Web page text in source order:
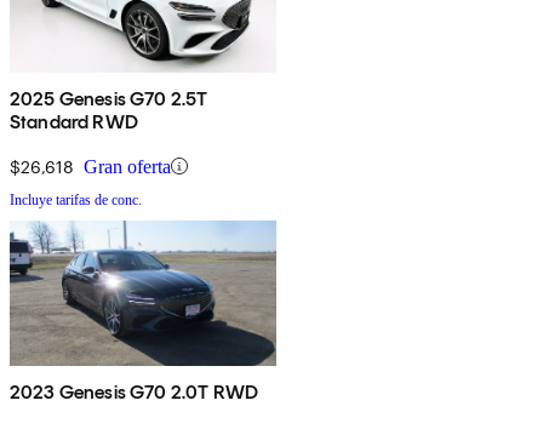
2025 Genesis G70 2.5T
Standard RWD
$26,618 Gran oferta
Incluye tarifas de conc.
2023 Genesis G70 2.0T RWD